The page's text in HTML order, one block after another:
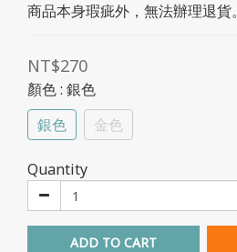
商品本身瑕疵外，無法辦理退貨。
NT$270
顏色: 銀色
銀色
金色
Quantity
ADD TO CART